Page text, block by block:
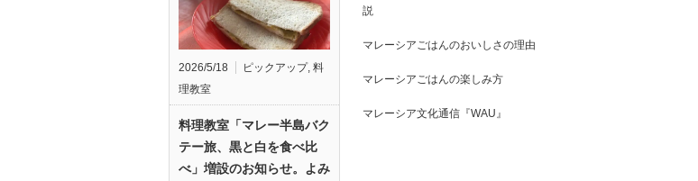
2026/5/18 ピックアップ, 料
理教室
料理教室「マレー半島バク
テー旅、黒と白を食べ比
べ」増設のお知らせ。よみ
説
マレーシアごはんのおいしさの理由
マレーシアごはんの楽しみ方
マレーシア文化通信『WAU』